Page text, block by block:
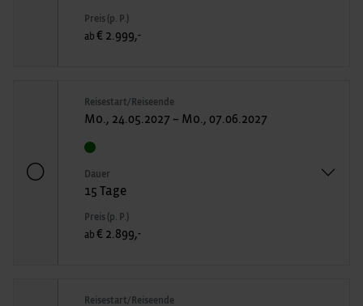
Preis (p. P.)
ab € 2.999,-
Reisestart/Reiseende
Mo., 24.05.2027 – Mo., 07.06.2027
Dauer
15 Tage
Preis (p. P.)
ab € 2.899,-
Reisestart/Reiseende